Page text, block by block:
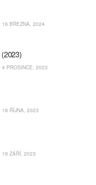
16 BŘEZNA, 2024
4 PROSINCE, 2023
18 ŘÍJNA, 2023
19 ZÁŘÍ, 2023